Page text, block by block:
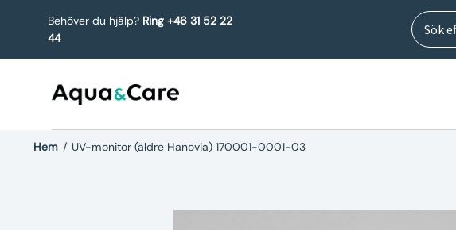
Behöver du hjälp? Ring +46 31 52 22
44
Sök
efter:
Sök
Hem / UV-monitor (äldre Hanovia) 170001-0001-03